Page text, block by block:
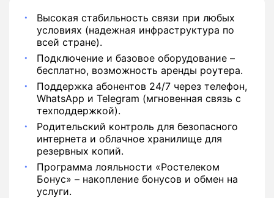
Высокая стабильность связи при любых
условиях (надежная инфраструктура по
всей стране).
Подключение и базовое оборудование –
бесплатно, возможность аренды роутера.
Поддержка абонентов 24/7 через телефон,
WhatsApp и Telegram (мгновенная связь с
техподдержкой).
Родительский контроль для безопасного
интернета и облачное хранилище для
резервных копий.
Программа лояльности «Ростелеком
Бонус» – накопление бонусов и обмен на
услуги.